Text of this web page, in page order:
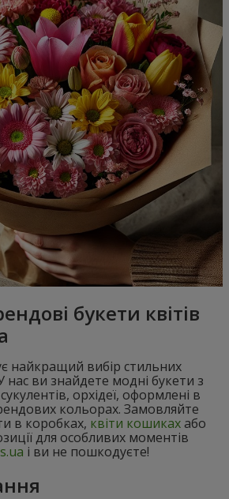
букети квітів
найкращий вибір стильних
нас ви знайдете модні букети з
орхідеї, оформлені в
кольорах. Замовляйте
в коробках, квіти кошиках або
для особливих моментів
і ви не пошкодуєте!